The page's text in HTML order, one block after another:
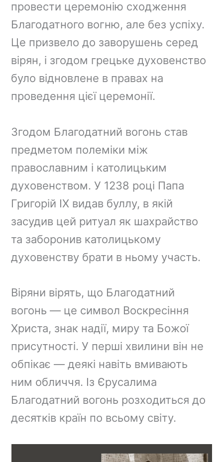
провести церемонію сходження
Благодатного вогню, але без успіху.
Це призвело до заворушень серед
вірян, і згодом грецьке духовенство
було відновлене в правах на
проведення цієї церемонії.
Згодом Благодатний вогонь став
предметом полеміки між
православним і католицьким
духовенством. У 1238 році Папа
Григорій IX видав буллу, в якій
засудив цей ритуал як шахрайство
та заборонив католицькому
духовенству брати в ньому участь.
Віряни вірять, що Благодатний
вогонь — це символ Воскресіння
Христа, знак надії, миру та Божої
присутності. У перші хвилини він не
обпікає — деякі навіть вмивають
ним обличчя. Із Єрусалима
Благодатний вогонь розходиться до
десятків країн по всьому світу.